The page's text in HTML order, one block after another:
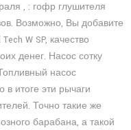
, : гофр глушителя
Возможно, Вы добавите
W SP, качество
денег. Насос сотку
насос
в итоге эти рычаги
Точно такие же
барабана, а такой